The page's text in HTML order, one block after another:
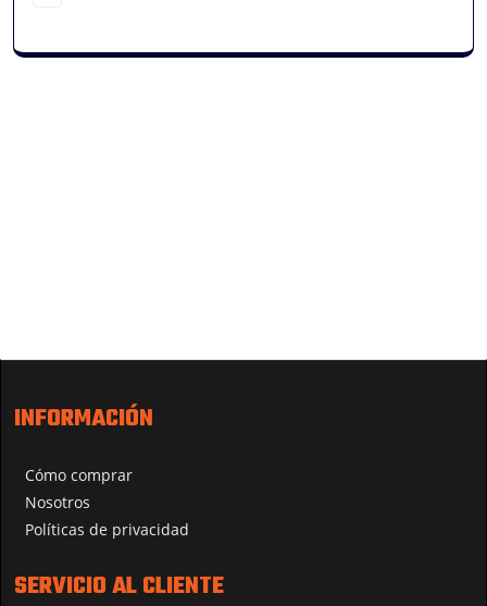
INFORMACIÓN
Cómo comprar
Nosotros
Políticas de privacidad
SERVICIO AL CLIENTE